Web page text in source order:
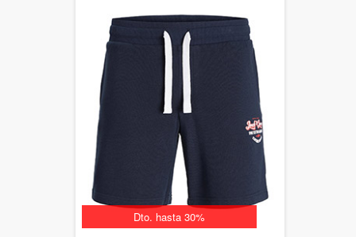
Dto. hasta 30%